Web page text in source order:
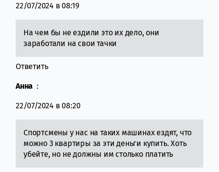
22/07/2024 в 08:19
На чем бы не ездили это их дело, они
заработали на свои тачки
Ответить
Анна :
22/07/2024 в 08:20
Спортсмены у нас на таких машинах ездят, что
можно 3 квартиры за эти деньги купить. Хоть
убейте, но не должны им столько платить